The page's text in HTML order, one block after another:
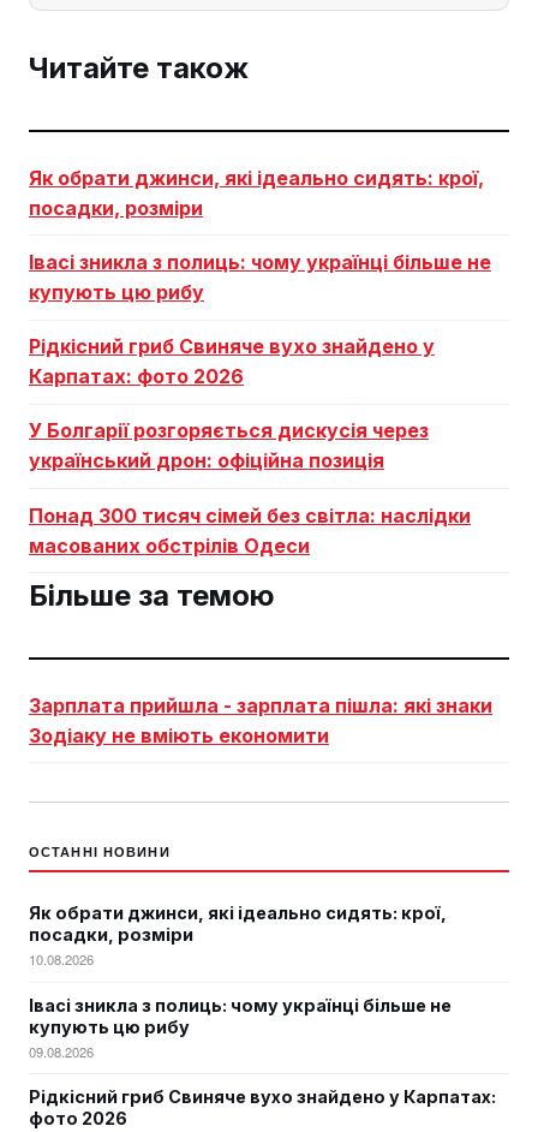
Читайте також
Як обрати джинси, які ідеально сидять: крої,
посадки, розміри
Івасі зникла з полиць: чому українці більше не
купують цю рибу
Рідкісний гриб Свиняче вухо знайдено у
Карпатах: фото 2026
У Болгарії розгоряється дискусія через
український дрон: офіційна позиція
Понад 300 тисяч сімей без світла: наслідки
масованих обстрілів Одеси
Більше за темою
Зарплата прийшла - зарплата пішла: які знаки
Зодіаку не вміють економити
ОСТАННІ НОВИНИ
Як обрати джинси, які ідеально сидять: крої,
посадки, розміри
10.08.2026
Івасі зникла з полиць: чому українці більше не
купують цю рибу
09.08.2026
Рідкісний гриб Свиняче вухо знайдено у Карпатах:
фото 2026